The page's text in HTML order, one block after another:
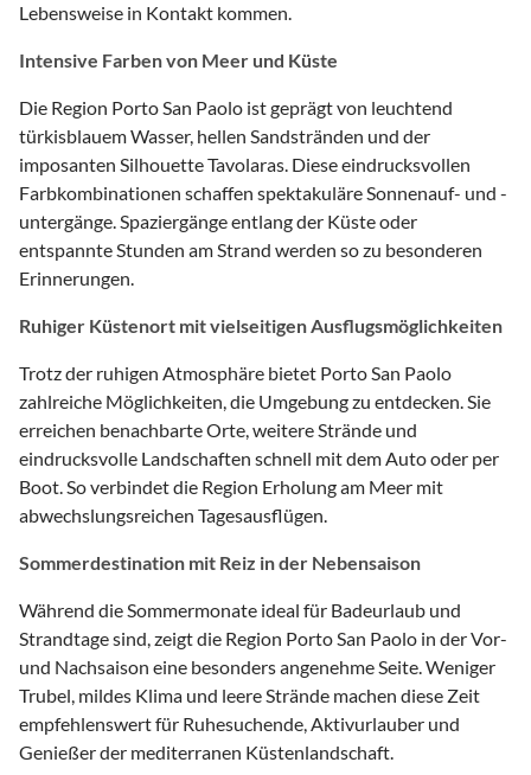
Lebensweise in Kontakt kommen.
Intensive Farben von Meer und Küste
Die Region Porto San Paolo ist geprägt von leuchtend
türkisblauem Wasser, hellen Sandstränden und der
imposanten Silhouette Tavolaras. Diese eindrucksvollen
Farbkombinationen schaffen spektakuläre Sonnenauf- und -
untergänge. Spaziergänge entlang der Küste oder
entspannte Stunden am Strand werden so zu besonderen
Erinnerungen.
Ruhiger Küstenort mit vielseitigen Ausflugsmöglichkeiten
Trotz der ruhigen Atmosphäre bietet Porto San Paolo
zahlreiche Möglichkeiten, die Umgebung zu entdecken. Sie
erreichen benachbarte Orte, weitere Strände und
eindrucksvolle Landschaften schnell mit dem Auto oder per
Boot. So verbindet die Region Erholung am Meer mit
abwechslungsreichen Tagesausflügen.
Sommerdestination mit Reiz in der Nebensaison
Während die Sommermonate ideal für Badeurlaub und
Strandtage sind, zeigt die Region Porto San Paolo in der Vor-
und Nachsaison eine besonders angenehme Seite. Weniger
Trubel, mildes Klima und leere Strände machen diese Zeit
empfehlenswert für Ruhesuchende, Aktivurlauber und
Genießer der mediterranen Küstenlandschaft.